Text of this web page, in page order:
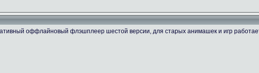
оффлайновый флэшплеер шестой версии, для старых анимашек и игр